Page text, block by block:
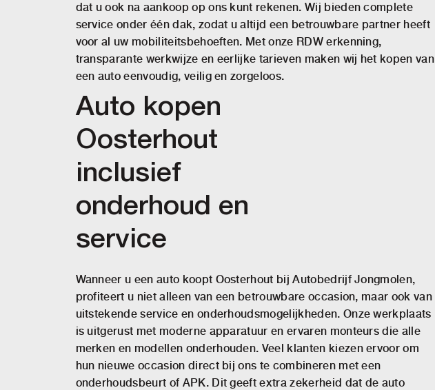
dat u ook na aankoop op ons kunt rekenen. Wij bieden complete
service onder één dak, zodat u altijd een betrouwbare partner heeft
voor al uw mobiliteitsbehoeften. Met onze RDW erkenning,
transparante werkwijze en eerlijke tarieven maken wij het kopen van
een auto eenvoudig, veilig en zorgeloos.
Auto kopen
Oosterhout
inclusief
onderhoud en
service
Wanneer u een auto koopt Oosterhout bij Autobedrijf Jongmolen,
profiteert u niet alleen van een betrouwbare occasion, maar ook van
uitstekende service en onderhoudsmogelijkheden. Onze werkplaats
is uitgerust met moderne apparatuur en ervaren monteurs die alle
merken en modellen onderhouden. Veel klanten kiezen ervoor om
hun nieuwe occasion direct bij ons te combineren met een
onderhoudsbeurt of APK. Dit geeft extra zekerheid dat de auto